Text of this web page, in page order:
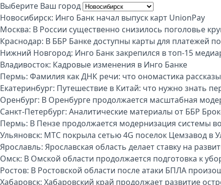
Выберите Ваш город
Новосибирск: Инго Банк начал выпуск карт UnionPay
Москва: В России существенно снизилось поголовье
Краснодар: В ББР Банке доступны карты для платежей
Нижний Новгород: Инго Банк закрепился в топ-15
Владивосток: Кадровые изменения в Инго Банке
Пермь: Фамилия как ДНК речи: что ономастика
Екатеринбург: Путешествие в Китай: что нужно знать
Оренбург: В Оренбурге продолжается масштабная
Санкт-Петербург: Аналитические материалы от ББР
Пермь: В Пензе продолжается модернизация системы
Ульяновск: МТС покрыла сетью 4G поселок Цемзавод в
Ярославль: Ярославская область делает ставку на
Омск: В Омской области продолжается подготовка к
Ростов: В Ростовской области после атаки БПЛА
Хабаровск: Хабаровский край продолжает развитие